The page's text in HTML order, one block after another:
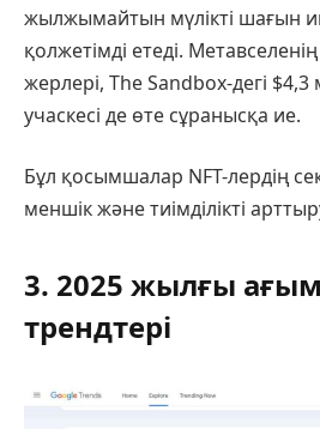
жылжымайтын мүлікті шағын
қолжетімді етеді.
жерлері, The Sandbox-дегі
учаскесі де өте сұранысқа ие.
Бұл қосымшалар NFT-лердің
меншік және тиімділікті
3. 2025 жылғы
трендтері